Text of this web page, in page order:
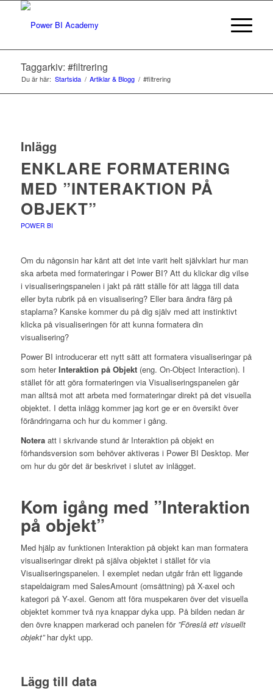
Taggarkiv: #filtrering
Du är här: Startsida / Artiklar & Blogg / #filtrering
Inlägg
ENKLARE FORMATERING
MED ”INTERAKTION PÅ
OBJEKT”
POWER BI
Om du någonsin har känt att det inte varit helt självklart hur man
ska arbeta med formateringar i Power BI? Att du klickar dig vilse
i visualiseringspanelen i jakt på rätt ställe för att lägga till data
eller byta rubrik på en visualisering? Eller bara ändra färg på
staplarna? Kanske kommer du på dig själv med att instinktivt
klicka på visualiseringen för att kunna formatera din
visualisering?
Power BI introducerar ett nytt sätt att formatera visualiseringar på
som heterInteraktion på Objekt(eng. On-Object Interaction). I
stället för att göra formateringen via Visualiseringspanelen går
man alltså mot att arbeta med formateringar direkt på det visuella
objektet. I detta inlägg kommer jag kort ge er en översikt över
förändringarna och hur du kommer i gång.
Noteraatt i skrivande stund är Interaktion på objekt en
förhandsversion som behöver aktiveras i Power BI Desktop. Mer
om hur du gör det är beskrivet i slutet av inlägget.
Kom igång med ”Interaktion
på objekt”
Med hjälp av funktionen Interaktion på objekt kan man formatera
visualiseringar direkt på själva objektet i stället för via
Visualiseringspanelen. I exemplet nedan utgår från ett liggande
stapeldaigram med SalesAmount (omsättning) på X-axel och
kategori på Y-axel. Genom att föra muspekaren över det visuella
objektet kommer två nya knappar dyka upp. På bilden nedan är
den övre knappen markerad och panelen för ”Föreslå ett visuellt
objekt”har dykt upp.
Lägg till data